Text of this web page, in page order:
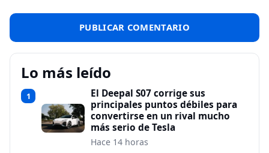
Lo más leído
1
El Deepal S07 corrige sus
principales puntos débiles para
convertirse en un rival mucho
más serio de Tesla
Hace 14 horas